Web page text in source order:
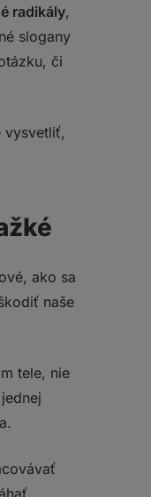
radikály,
slogany
či
vysvetliť,
ako sa
naše
tele, nie